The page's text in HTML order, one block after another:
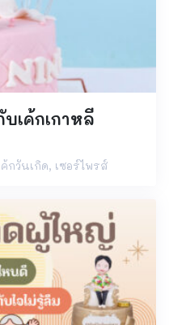
เค้กเกาหลี
ค้กวันเกิด, เซอร์ไพรส์